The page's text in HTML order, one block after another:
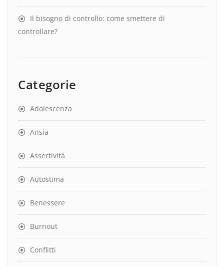
Il bisogno di controllo: come smettere di
controllare?
Categorie
Adolescenza
Ansia
Assertività
Autostima
Benessere
Burnout
Conflitti